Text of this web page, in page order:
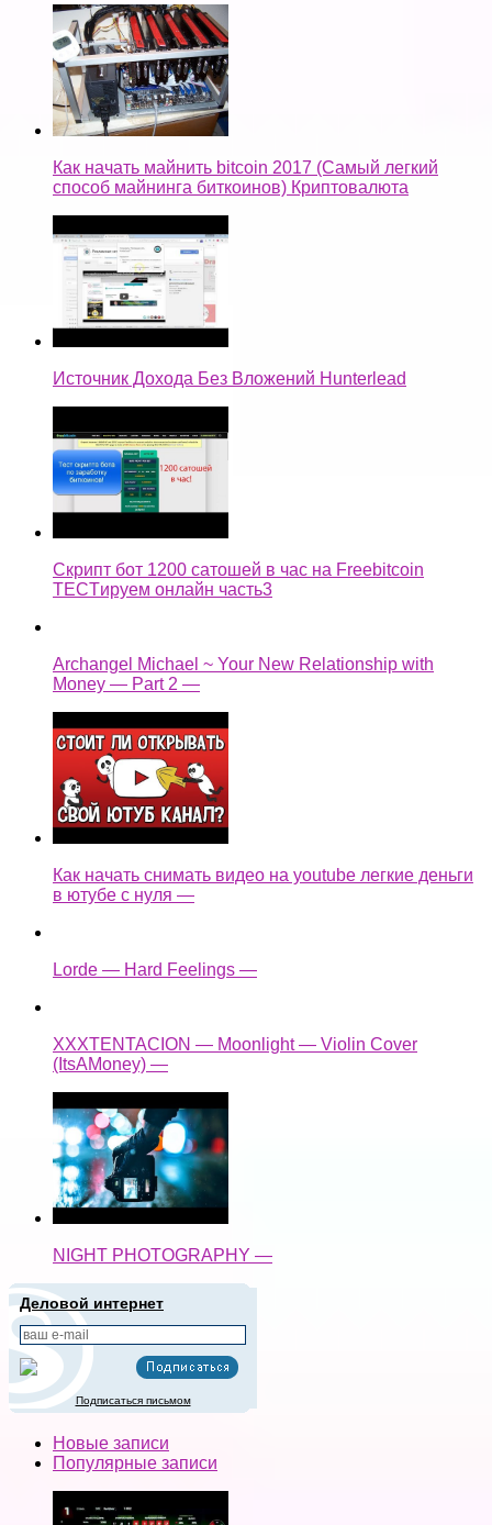
Как начать майнить bitcoin 2017 (Самый легкий
способ майнинга биткоинов) Криптовалюта
Источник Дохода Без Вложений Hunterlead
Скрипт бот 1200 сатошей в час на Freebitcoin
TECTируем онлайн часть3
Archangel Michael ~ Your New Relationship with
Money — Part 2 —
Как начать снимать видео на youtube легкие деньги
в ютубе с нуля —
Lorde — Hard Feelings —
XXXTENTACION — Moonlight — Violin Cover
(ItsAMoney) —
NIGHT PHOTOGRAPHY —
Деловой интернет
Подписаться письмом
Новые записи
Популярные записи